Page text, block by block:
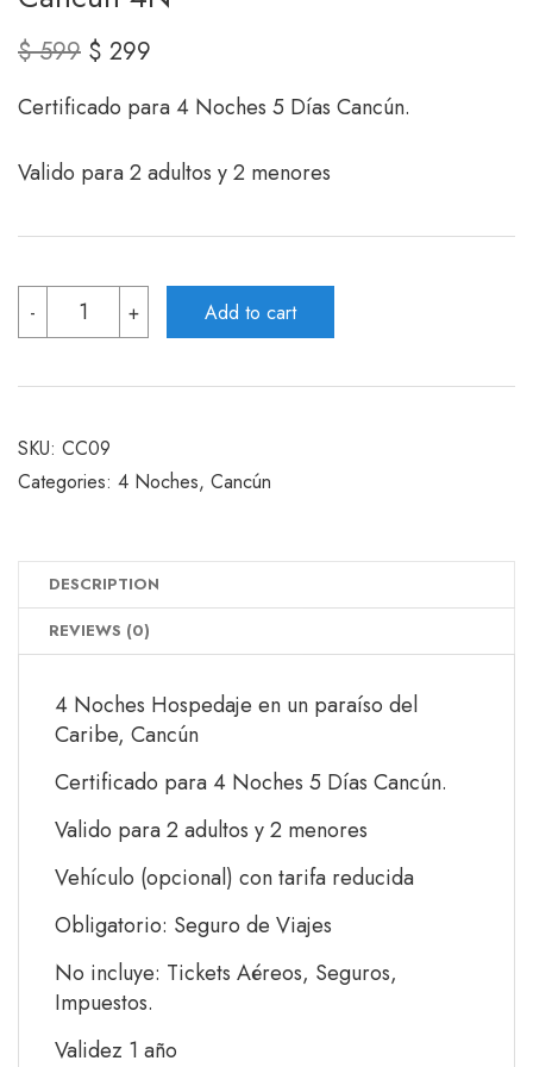
$599 Original
was:
$ 299
is:
Certificado para 4 Noches 5 Días Cancún.
Valido para 2 adultos y 2 menores
-
Cancún
+ Add to cart
SKU: CC09
Categories: 4 Noches, Cancún
DESCRIPTION
REVIEWS (0)
4 Noches Hospedaje en un paraíso del
Caribe, Cancún
Certificado para 4 Noches 5 Días Cancún.
Valido para 2 adultos y 2 menores
Vehículo (opcional) con tarifa reducida
Obligatorio: Seguro de Viajes
No incluye: Tickets Aéreos, Seguros,
Impuestos.
Validez 1 año